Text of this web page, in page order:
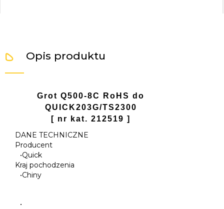
Opis produktu
Grot Q500-8C RoHS do
QUICK203G/TS2300
[ nr kat. 212519 ]
DANE TECHNICZNE
Producent
•Quick
Kraj pochodzenia
•Chiny
•